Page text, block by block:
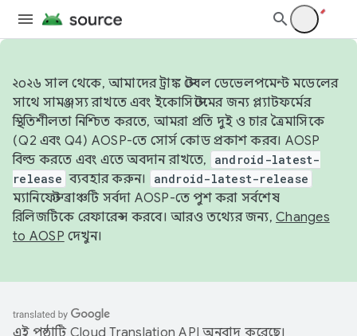
২০২৬ সাল থেকে, আমাদের ট্রাঙ্ক স্টেবল ডেভেলপমেন্ট মডেলের
সাথে সামঞ্জস্য রাখতে এবং ইকোসিস্টেমের জন্য প্ল্যাটফর্মের
স্থিতিশীলতা নিশ্চিত করতে, আমরা প্রতি দুই ও চার ত্রৈমাসিকে
(Q2 এবং Q4) AOSP-তে সোর্স কোড প্রকাশ করব। AOSP
বিল্ড করতে এবং এতে অবদান রাখতে,
android-latest-
release ব্যবহার করুন। android-latest-release
ম্যানিফেস্ট ব্রাঞ্চটি সর্বদা AOSP-তে পুশ করা সর্বশেষ
রিলিজটিকে রেফারেন্স করবে। আরও তথ্যের জন্য, Changes
to AOSP দেখুন।
এই পৃষ্ঠাটি Cloud Translation API অনুবাদ করেছে।